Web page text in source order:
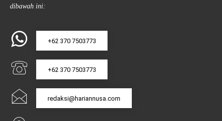
dibawah ini:
+62 370 7503773
+62 370 7503773
redaksi@hariannusa.com